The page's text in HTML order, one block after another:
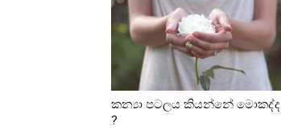
කන්‍යා පටලය කියන්නේ මොකද්ද
?